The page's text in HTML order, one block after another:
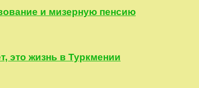
и мизерную пенсию
это жизнь в Туркмении